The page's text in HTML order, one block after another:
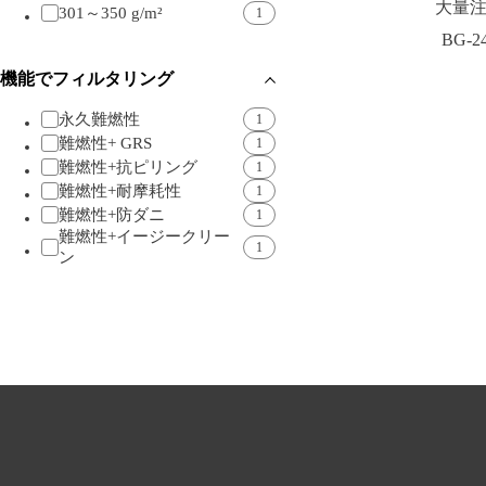
大量
BG-
301～350 g/m² 1
機能でフィルタリング
永久難燃性 1
難燃性+ GRS 1
難燃性+抗ピリング 1
難燃性+耐摩耗性 1
難燃性+防ダニ 1
難燃性+イージークリー
ン
1